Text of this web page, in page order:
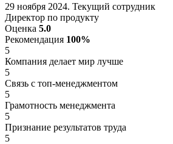
29 ноября 2024. Текущий сотрудник
Директор по продукту
Оценка 5.0
Рекомендация 100%
5
Компания делает мир лучше
5
Связь с топ-менеджментом
5
Грамотность менеджмента
5
Признание результатов труда
5